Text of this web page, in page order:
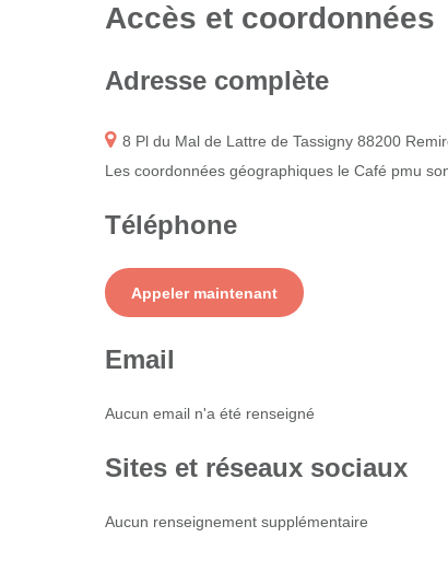
Accès et coordonnées
Adresse complète
8 Pl du Mal de Lattre de Tassigny 88200
Les coordonnées géographiques le Café pmu
Téléphone
Appeler maintenant
Service
+ prix appel
Email
Aucun email n'a été renseigné
Sites et réseaux sociaux
Aucun renseignement supplémentaire